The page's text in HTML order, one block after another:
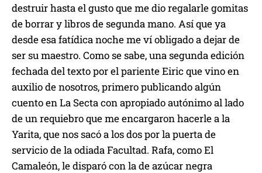
destruir hasta el gusto que me dio regalarle gomitas
de borrar y libros de segunda mano. Así que ya
desde esa fatídica noche me ví obligado a dejar de
ser su maestro. Como se sabe, una segunda edición
fechada del texto por el pariente Eiric que vino en
auxilio de nosotros, primero publicando algún
cuento en La Secta con apropiado autónimo al lado
de un requiebro que me encargaron hacerle a la
Yarita, que nos sacó a los dos por la puerta de
servicio de la odiada Facultad. Rafa, como El
Camaleón, le disparó con la de azúcar negra